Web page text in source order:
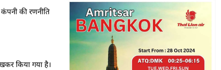
की रणनीति
किया गया है।